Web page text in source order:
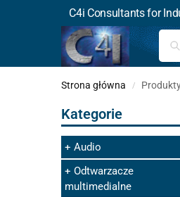
C4i Consultants for
Strona główna /
Kategorie
Audio
Odtwarzacze
multimedialne